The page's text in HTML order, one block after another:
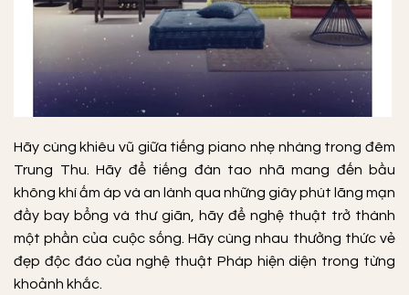
Hãy cùng khiêu vũ giữa tiếng piano nhẹ nhàng trong đêm
Trung Thu. Hãy để tiếng đàn tao nhã mang đến bầu
không khí ấm áp và an lành qua những giây phút lãng mạn
đầy bay bổng và thư giãn, hãy để nghệ thuật trở thành
một phần của cuộc sống. Hãy cùng nhau thưởng thức vẻ
đẹp độc đáo của nghệ thuật Pháp hiện diện trong từng
khoảnh khắc.